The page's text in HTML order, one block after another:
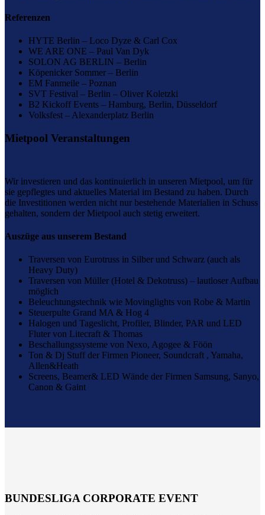
Referenzen
HYTE Berlin – Loco Dyze & Carl Cox
WE ARE ONE – Paul Van Dyk
SOLON AG BERLIN – Berlin
Köpenicker Sommer – Berlin
EM Fanmeile – Poznan
SVT Festival – Berlin – Oliver Koletzki
B2 Kickoff Events – Hamburg, Berlin, Düsseldorf
Volksfest – Alexanderplatz Berlin
Mietpool Veranstaltungen
Wir investieren und das kontinuierlich in unseren Mietpool, um für
sie gepflegtes und aktuelles Material im Bestand zu haben. Durch
die Investitionen werden nicht nur bestehende Materialien in Schuss
gehalten, sondern der Mietpool auch stetig erweitert.
Auszüge aus unserem Bestand
Traversen von Eurotruss in Silber und Schwarz (auch als
Heavy Duty)
Traversen von Müller (Hotel & Dekotruss) – lautloser Aufbau
möglich
Beleuchtungstechnik wie Movinglights von Robe & Martin
Steuerpulte Grand MA & Hog 4
Halogen und Tageslicht, Profiler, Blinder, PAR und LED
Fluter von Litecraft & Thomas
Beschallungssysteme von Nexo, Agogee & Föön
Ton & Dj Stuff der Firmen Pioneer, Soundcraft , Yamaha,
Allen&Heath
Screens, Beamer& LED Wände der Firmen Samsung, Sanyo,
Canon & Gaint
BUNDESLIGA CORPORATE EVENT